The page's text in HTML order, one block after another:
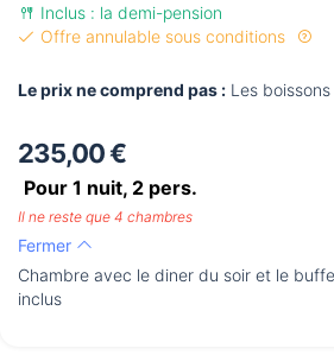
Inclus : la demi-pension
Offre annulable sous conditions
Le prix ne comprend pas : Les boissons
235,00 €
Pour 1 nuit, 2 pers.
Il ne reste que 4 chambres
Fermer
Chambre avec le diner du soir et le
inclus